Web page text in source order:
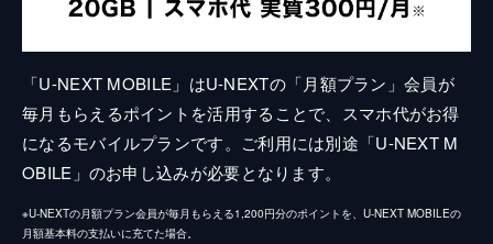
「U-NEXT MOBILE」はU-NEXTの「月額プラン」会員が
毎月もらえるポイントを活用することで、スマホ代がお得
になるモバイルプランです。ご利用には別途「U-NEXT M
OBILE」のお申し込みが必要となります。
※U-NEXTの月額プラン会員が毎月もらえる1,200円分のポイントを、U-NEXT MOBILEの
月額基本料の支払いに充てた場合。